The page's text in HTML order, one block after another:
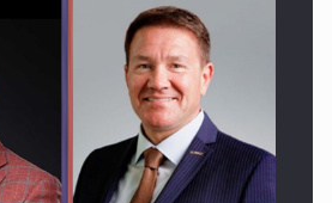
TO DELIVER TECHNOLOGY FOR